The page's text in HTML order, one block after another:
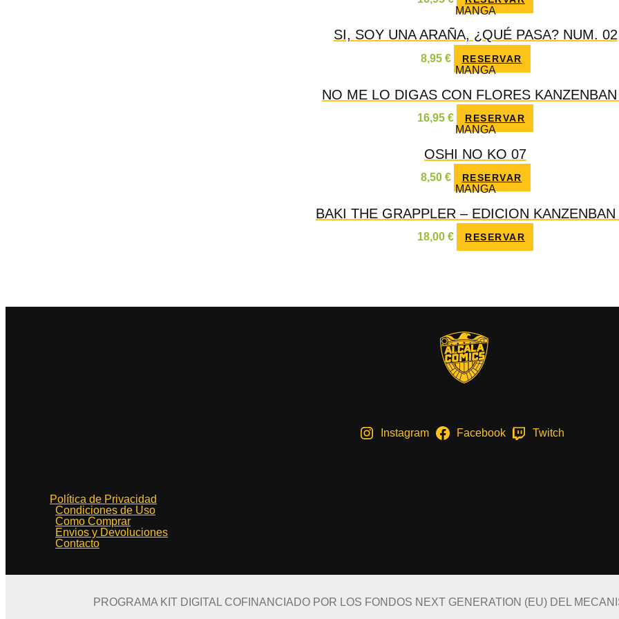
MANGA
SI, SOY UNA ARAÑA, ¿QUÉ PASA? NUM. 02
8,95 € RESERVAR
MANGA
NO ME LO DIGAS CON FLORES
16,95 € RESERVAR
MANGA
OSHI NO KO 07
8,50 € RESERVAR
MANGA
BAKI THE GRAPPLER – EDICION KANZENBAN
18,00 € RESERVAR
Instagram Facebook Twitch
Política de Privacidad
Condiciones de Uso
Como Comprar
Envios y Devoluciones
Contacto
PROGRAMA KIT DIGITAL COFINANCIADO POR LOS FONDOS NEXT GENERATION (EU) DEL